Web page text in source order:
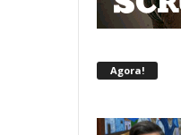
Agora!